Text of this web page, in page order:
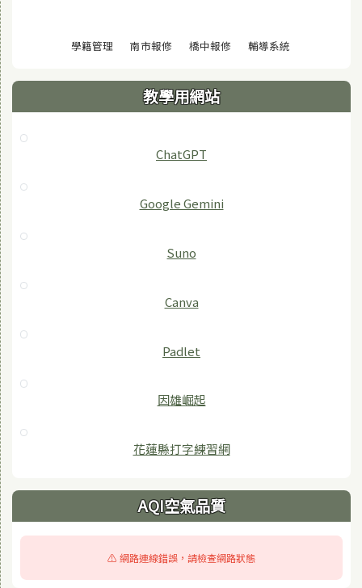
學籍管理(另開視窗)
南市報修(另開視窗)
橋中報修(另開視窗)
輔導系統(另開視窗)
教學用網站
ChatGPT
‎Google Gemini
Suno
Canva
Padlet
因雄崛起
花蓮縣打字練習網
AQI空氣品質
⚠️ 網路連線錯誤，請檢查網路狀態